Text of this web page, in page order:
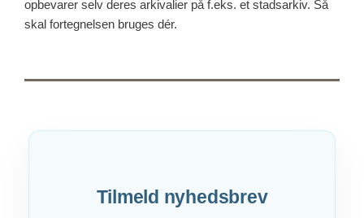
opbevarer selv deres arkivalier på f.eks. et stadsarkiv. Så
skal fortegnelsen bruges dér.
Tilmeld nyhedsbrev